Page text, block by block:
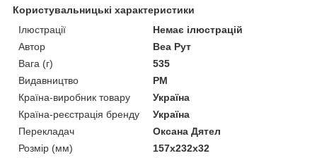
Користувальницькі характеристики
Ілюстрації
Немає ілюстрацій
Автор
Веа Рут
Вага (г)
535
Видавництво
РМ
Країна-виробник товару
Україна
Країна-реєстрація бренду
Україна
Перекладач
Оксана Дятел
Розмір (мм)
157х232х32